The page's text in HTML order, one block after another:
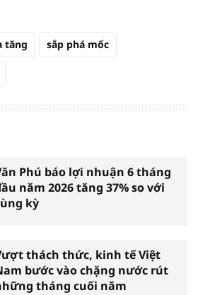
tăng sắp phá mốc
Phú báo lợi nhuận 6 tháng
năm 2026 tăng 37% so với
kỳ
thách thức, kinh tế Việt
bước vào chặng nước rút
tháng cuối năm